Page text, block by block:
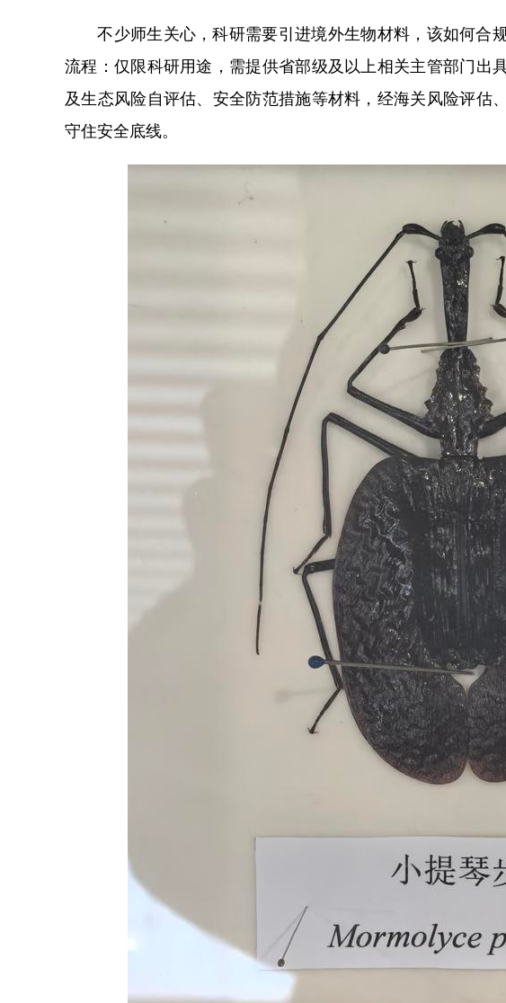
不少师生关心，科研需要引进境外生物材料，该如何合
流程：仅限科研用途，需提供省部级及以上相关主管部门出
及生态风险自评估、安全防范措施等材料，经海关风险评估
守住安全底线。